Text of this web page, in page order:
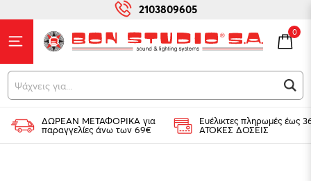
2103809605
0
Ψάχνεις για...
ΔΩΡΕΑΝ ΜΕΤΑΦΟΡΙΚΑ για
παραγγελίες άνω των 69€
Ευέλικτες πληρωμές έως
ΑΤΟΚΕΣ ΔΟΣΕΙΣ